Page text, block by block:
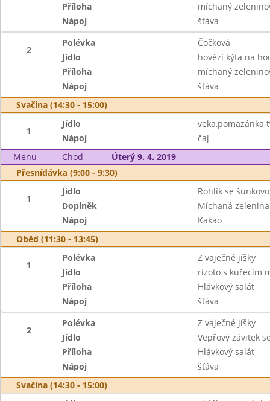
Příloha
míchaný
Nápoj
šťáva
2
Polévka
Čočková
Jídlo
hovězí kýta na
Příloha
míchaný
Nápoj
šťáva
Svačina (14:30 - 15:00)
1
Jídlo
veka,pomazánka
Nápoj
čaj
Menu
Chod
Úterý 9. 4. 2019
Přesnídávka (9:00 - 9:30)
1
Jídlo
Rohlík se
Doplněk
Míchaná zelenina
Nápoj
Kakao
Oběd (11:30 - 13:45)
1
Polévka
Z vaječné jíšky
Jídlo
rizoto s kuřecím
Příloha
Hlávkový salát
Nápoj
šťáva
2
Polévka
Z vaječné jíšky
Jídlo
Vepřový závitek
Příloha
Hlávkový salát
Nápoj
šťáva
Svačina (14:30 - 15:00)